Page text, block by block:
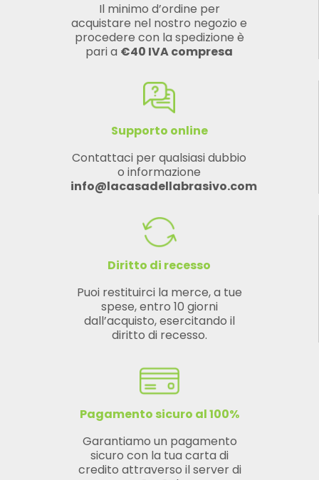
Il minimo d’ordine per
acquistare nel nostro negozio e
procedere con la spedizione è
pari a €40 IVA compresa
Supporto online
Contattaci per qualsiasi dubbio
o informazione
info@lacasadellabrasivo.com
Diritto di recesso
Puoi restituirci la merce, a tue
spese, entro 10 giorni
dall’acquisto, esercitando il
diritto di recesso.
Pagamento sicuro al 100%
Garantiamo un pagamento
sicuro con la tua carta di
credito attraverso il server di